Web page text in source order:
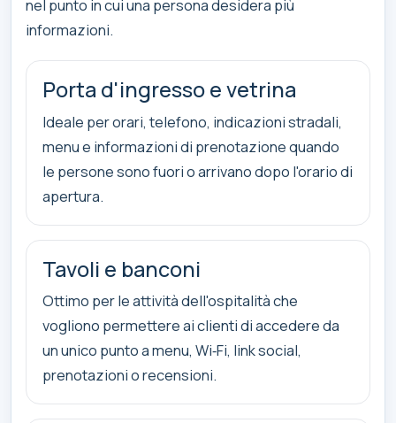
nel punto in cui una persona desidera più
informazioni.
Porta d'ingresso e vetrina
Ideale per orari, telefono, indicazioni stradali,
menu e informazioni di prenotazione quando
le persone sono fuori o arrivano dopo l'orario di
apertura.
Tavoli e banconi
Ottimo per le attività dell'ospitalità che
vogliono permettere ai clienti di accedere da
un unico punto a menu, Wi‑Fi, link social,
prenotazioni o recensioni.